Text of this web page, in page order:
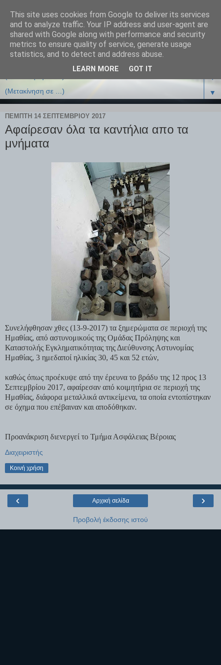
▼
▼
ΠΈΜΠΤΗ 14 ΣΕΠΤΕΜΒΡΊΟΥ 2017
Αφαίρεσαν όλα τα καντήλια απο τα
μνήματα
Συνελήφθησαν χθες (13-9-2017) τα ξημερώματα σε περιοχή της
Ημαθίας, από αστυνομικούς της Ομάδας Πρόληψης και
Καταστολής Εγκληματικότητας της Διεύθυνσης Αστυνομίας
Ημαθίας, 3 ημεδαποί ηλικίας 30, 45 και 52 ετών,
καθώς όπως προέκυψε από την έρευνα το βράδυ της 12 προς 13
Σεπτεμβρίου 2017, αφαίρεσαν από κοιμητήρια σε περιοχή της
Ημαθίας, διάφορα μεταλλικά αντικείμενα, τα οποία εντοπίστηκαν
σε όχημα που επέβαιναν και αποδόθηκαν.
Προανάκριση διενεργεί το Τμήμα Ασφάλειας Βέροιας
Διαχειριστής
Κοινή χρήση
‹ ›
Αρχική σελίδα
Προβολή έκδοσης ιστού
This site uses cookies from Google to deliver its services
and to analyze traffic. Your IP address and user-agent are
shared with Google along with performance and security
metrics to ensure quality of service, generate usage
statistics, and to detect and address abuse.
LEARN MORE GOT IT